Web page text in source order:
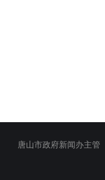
唐山市政府新闻办主